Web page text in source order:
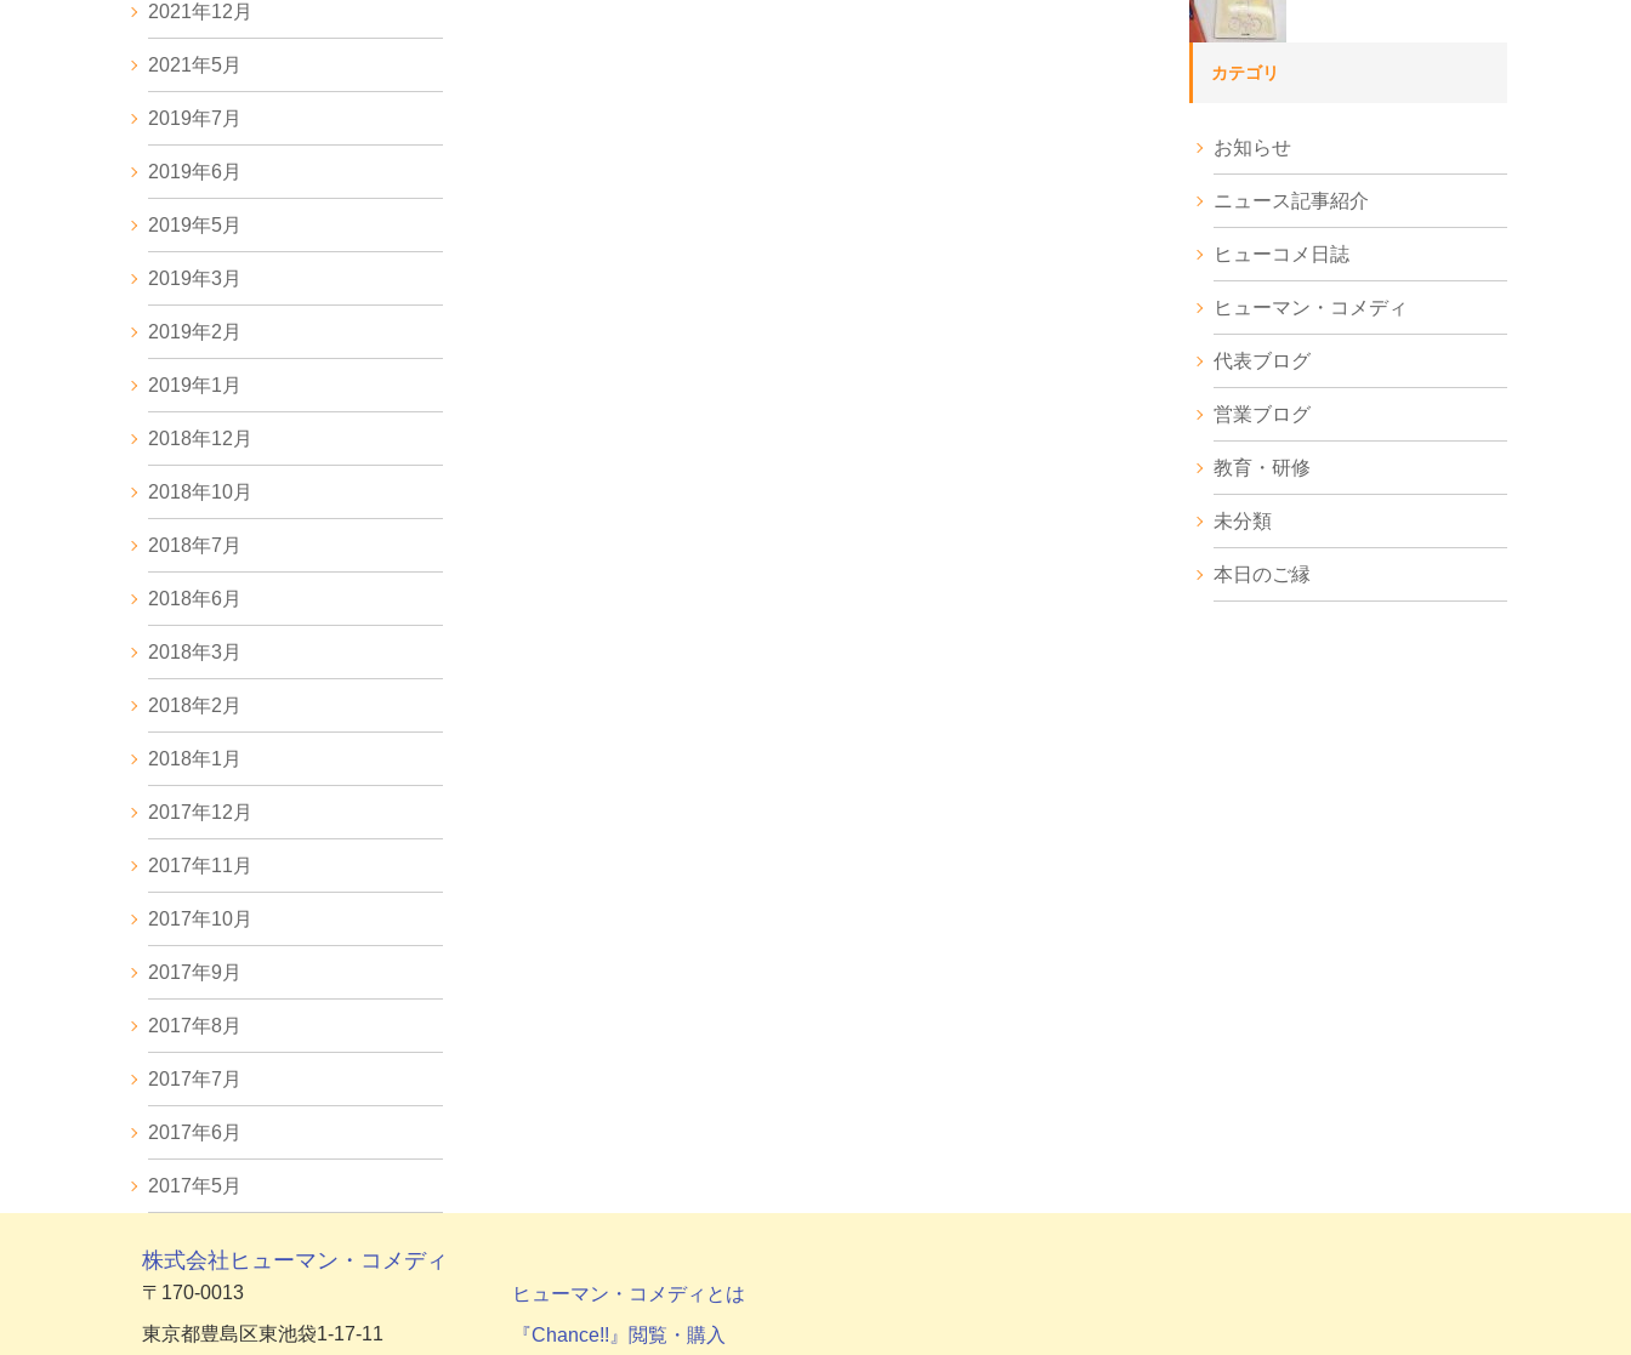
2021年12月
2021年5月
2019年7月
2019年6月
2019年5月
2019年3月
2019年2月
2019年1月
2018年12月
2018年10月
2018年7月
2018年6月
2018年3月
2018年2月
2018年1月
2017年12月
2017年11月
2017年10月
2017年9月
2017年8月
2017年7月
2017年6月
2017年5月
カテゴリ
お知らせ
ニュース記事紹介
ヒューコメ日誌
ヒューマン・コメディ
代表ブログ
営業ブログ
教育・研修
未分類
本日のご縁
株式会社ヒューマン・コメディ
〒170-0013
東京都豊島区東池袋1-17-11
ヒューマン・コメディとは
『Chance!!』閲覧・購入